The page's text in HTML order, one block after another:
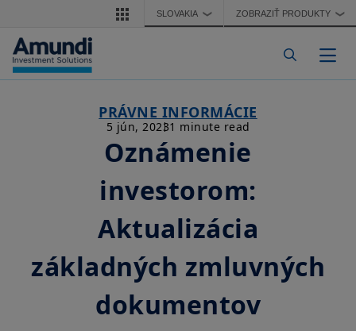
Skočiť na hlavný obsahSLOVAKIA ❯ ZOBRAZIŤ PRODUKTY ❯
PRÁVNE INFORMÁCIE
5 jún, 20231 minute read
Oznámenie
investorom:
Aktualizácia
základných zmluvných
dokumentov